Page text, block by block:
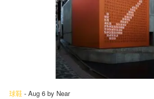
球鞋 - Aug 6 by Near